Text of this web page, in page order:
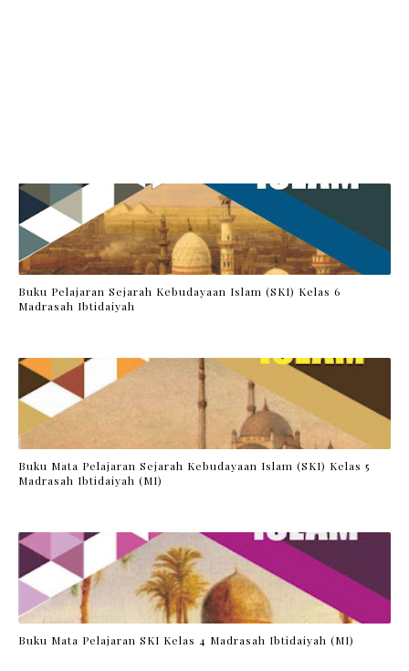
Buku Pelajaran Sejarah Kebudayaan Islam (SKI) Kelas 6
Madrasah Ibtidaiyah
Buku Mata Pelajaran Sejarah Kebudayaan Islam (SKI) Kelas 5
Madrasah Ibtidaiyah (MI)
Buku Mata Pelajaran SKI Kelas 4 Madrasah Ibtidaiyah (MI)